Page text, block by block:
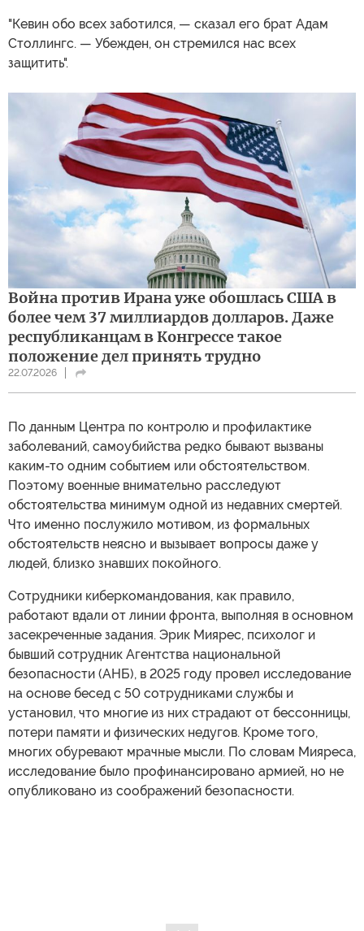
"Кевин обо всех заботился, — сказал его брат Адам
Столлингс. — Убежден, он стремился нас всех
защитить".
Война против Ирана уже обошлась США в
более чем 37 миллиардов долларов. Даже
республиканцам в Конгрессе такое
положение дел принять трудно
22.07.2026
По данным Центра по контролю и профилактике
заболеваний, самоубийства редко бывают вызваны
каким-то одним событием или обстоятельством.
Поэтому военные внимательно расследуют
обстоятельства минимум одной из недавних смертей.
Что именно послужило мотивом, из формальных
обстоятельств неясно и вызывает вопросы даже у
людей, близко знавших покойного.
Сотрудники киберкомандования, как правило,
работают вдали от линии фронта, выполняя в основном
засекреченные задания. Эрик Миярес, психолог и
бывший сотрудник Агентства национальной
безопасности (АНБ), в 2025 году провел исследование
на основе бесед с 50 сотрудниками службы и
установил, что многие из них страдают от бессонницы,
потери памяти и физических недугов. Кроме того,
многих обуревают мрачные мысли. По словам Мияреса,
исследование было профинансировано армией, но не
опубликовано из соображений безопасности.